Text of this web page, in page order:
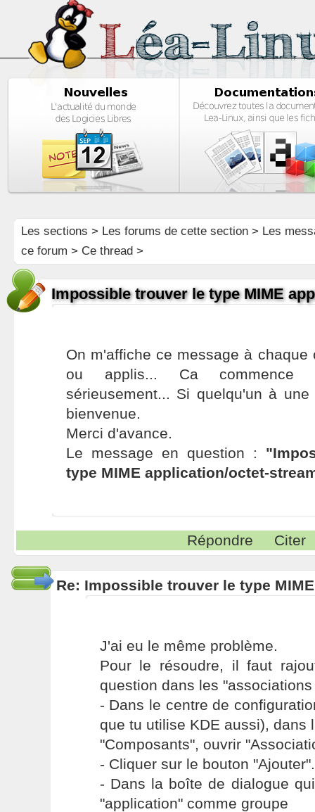
Les sections > Les forums de cette section> Les
ce forum > Ce thread >
Impossible trouver le type MIME
On m'affiche ce message à chaque
ou applis... Ca commence
sérieusement... Si quelqu'un à
bienvenue.
Merci d'avance.
Le message en question :
type MIME application/octet-
Répondre Citer
Re: Impossible trouver le type
J'ai eu le même problème.
Pour le résoudre, il faut
question dans les
- Dans le centre de
que tu utilise KDE aussi), dans
"Composants", ouvrir
- Cliquer sur le bouton "Ajouter".
- Dans la boîte de dialogue
"application" comme groupe